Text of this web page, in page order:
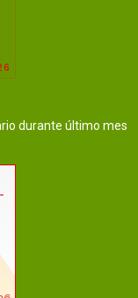
durante último mes